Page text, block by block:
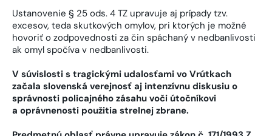
Ustanovenie § 25 ods. 4 TZ upravuje aj prípady tzv.
excesov, teda skutkových omylov, pri ktorých je možné
hovoriť o zodpovednosti za čin spáchaný v nedbanlivosti
ak omyl spočíva v nedbanlivosti.
V súvislosti s tragickými udalosťami vo Vrútkach
začala slovenská verejnosť aj intenzívnu diskusiu o
správnosti policajného zásahu voči útočníkovi
a oprávnenosti použitia strelnej zbrane.